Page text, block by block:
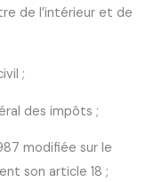
de l’intérieur et de
;
des impôts ;
modifiée sur le
son article 18 ;